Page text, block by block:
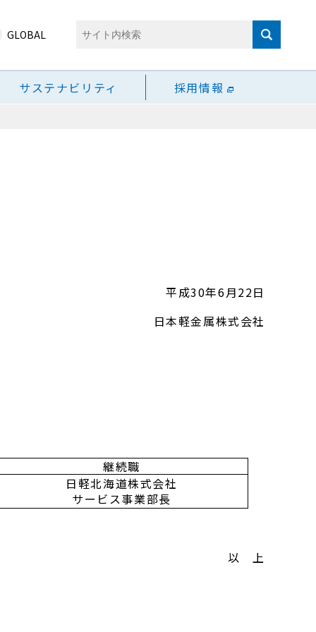
GLOBAL
サステナビリティ 採用情報
平成30年6月22日
日本軽金属株式会社
継続職
日軽北海道株式会社
サービス事業部長
以 上